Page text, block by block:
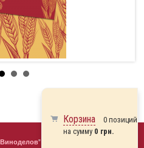
Виноделов” 2010 - 2026
Корзина
0 позиций
на сумму 0 грн.